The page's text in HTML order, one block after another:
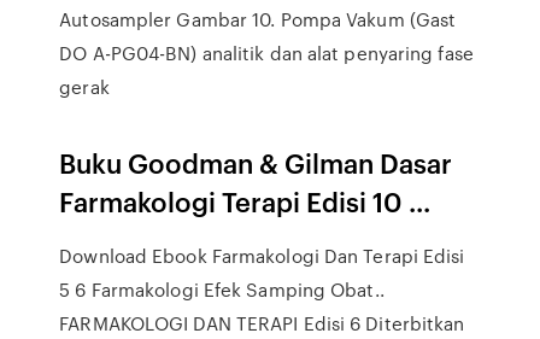
Autosampler Gambar 10. Pompa Vakum (Gast
DO A-PG04-BN) analitik dan alat penyaring fase
gerak
Buku Goodman & Gilman Dasar
Farmakologi Terapi Edisi 10 ...
Download Ebook Farmakologi Dan Terapi Edisi
5 6 Farmakologi Efek Samping Obat..
FARMAKOLOGI DAN TERAPI Edisi 6 Diterbitkan